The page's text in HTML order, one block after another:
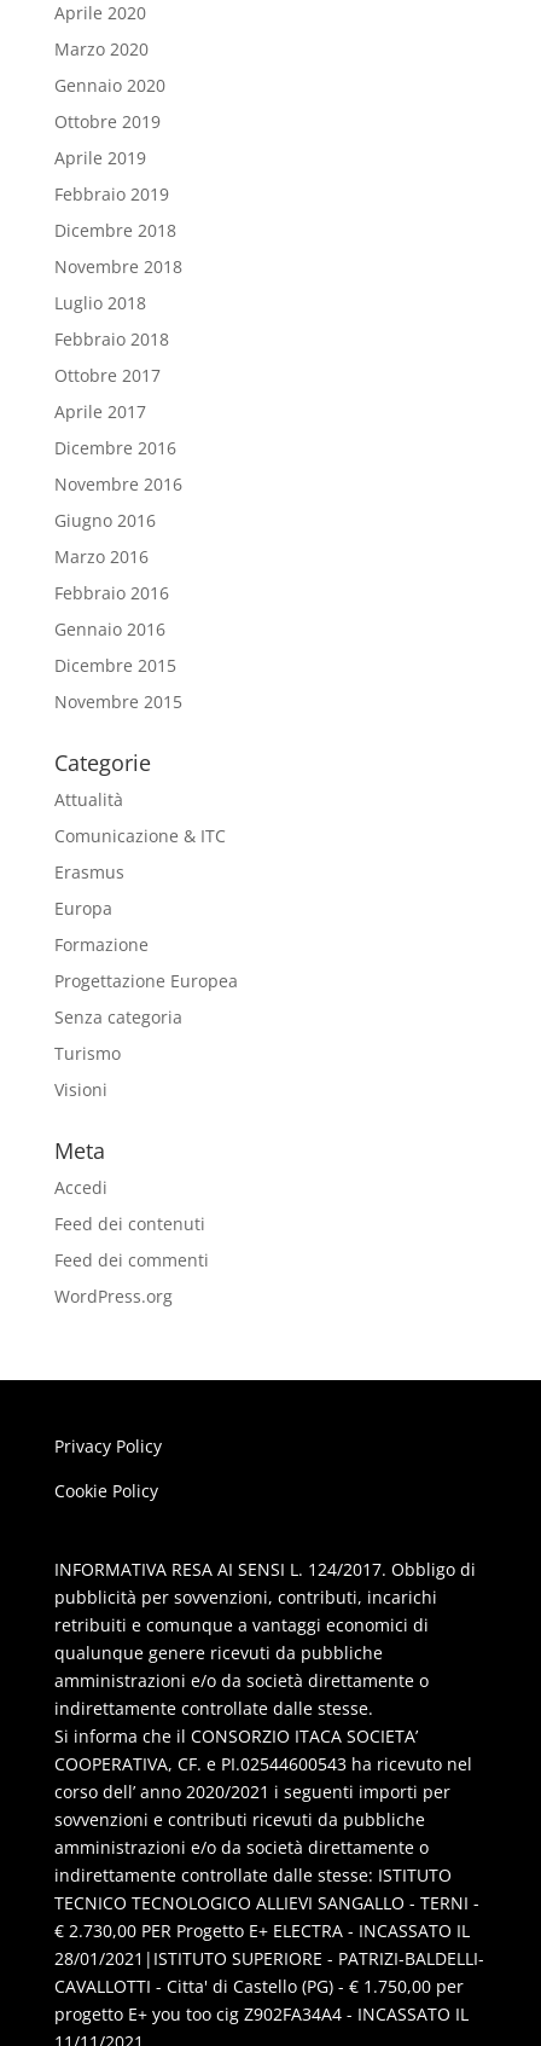
Aprile 2020
Marzo 2020
Gennaio 2020
Ottobre 2019
Aprile 2019
Febbraio 2019
Dicembre 2018
Novembre 2018
Luglio 2018
Febbraio 2018
Ottobre 2017
Aprile 2017
Dicembre 2016
Novembre 2016
Giugno 2016
Marzo 2016
Febbraio 2016
Gennaio 2016
Dicembre 2015
Novembre 2015
Categorie
Attualità
Comunicazione & ITC
Erasmus
Europa
Formazione
Progettazione Europea
Senza categoria
Turismo
Visioni
Meta
Accedi
Feed dei contenuti
Feed dei commenti
WordPress.org
Privacy Policy
Cookie Policy
INFORMATIVA RESA AI SENSI L. 124/2017. Obbligo di
pubblicità per sovvenzioni, contributi, incarichi
retribuiti e comunque a vantaggi economici di
qualunque genere ricevuti da pubbliche
amministrazioni e/o da società direttamente o
indirettamente controllate dalle stesse.
Si informa che il CONSORZIO ITACA SOCIETA’
COOPERATIVA, CF. e PI.02544600543 ha ricevuto nel
corso dell’ anno 2020/2021 i seguenti importi per
sovvenzioni e contributi ricevuti da pubbliche
amministrazioni e/o da società direttamente o
indirettamente controllate dalle stesse: ISTITUTO
TECNICO TECNOLOGICO ALLIEVI SANGALLO - TERNI -
€ 2.730,00 PER Progetto E+ ELECTRA - INCASSATO IL
28/01/2021|ISTITUTO SUPERIORE - PATRIZI-BALDELLI-
CAVALLOTTI - Citta' di Castello (PG) - € 1.750,00 per
progetto E+ you too cig Z902FA34A4 - INCASSATO IL
11/11/2021.